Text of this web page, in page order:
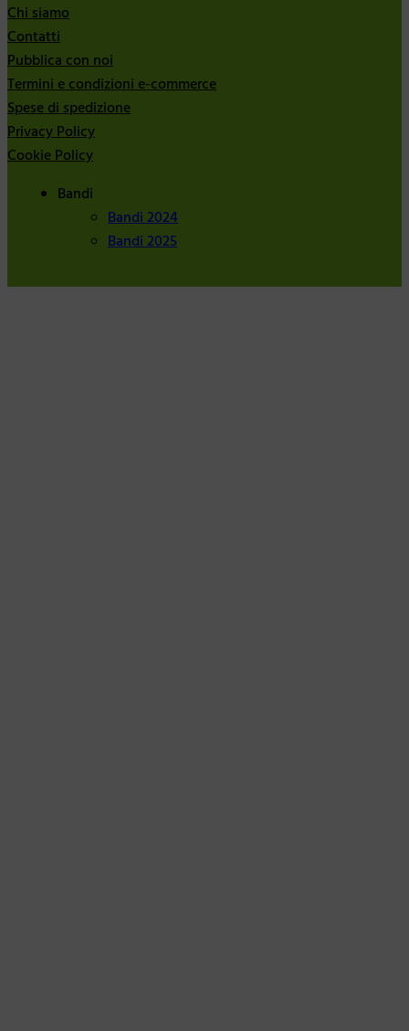
Chi siamo
Contatti
Pubblica con noi
Termini e condizioni e-commerce
Spese di spedizione
Privacy Policy
Cookie Policy
Bandi
Bandi 2024
Bandi 2025